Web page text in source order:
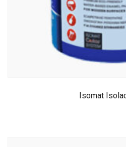
Isomat